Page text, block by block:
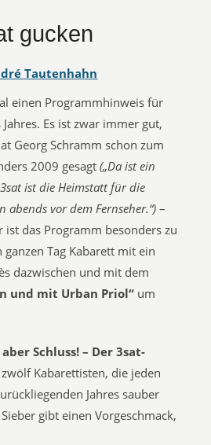
gucken
Tautenhahn
einen Programmhinweis für
Es ist zwar immer gut,
Georg Schramm schon zum
2009 gesagt („Da ist ein
ist die Heimstatt für die
vor dem Fernseher.“) –
ist das Programm besonders zu
Tag Kabarett mit ein
dazwischen und mit dem
und mit Urban Priol“ um
Schluss! – Der 3sat-
Kabarettisten, die jeden
Jahres sauber
gibt einen Vorgeschmack,